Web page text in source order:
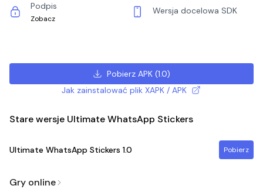
Podpis
Zobacz
Wersja docelowa SDK
Pobierz APK(1.0)
Jak zainstalować plik XAPK / APK
Stare wersje Ultimate WhatsApp Stickers
Ultimate WhatsApp Stickers 1.0 Pobierz
Gry online